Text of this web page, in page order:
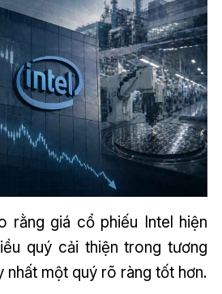
rằng giá cổ phiếu Intel hiện
quý cải thiện trong tương
nhất một quý rõ ràng tốt hơn.